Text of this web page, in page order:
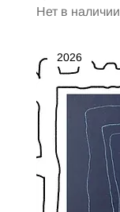
Нет в наличии
2026